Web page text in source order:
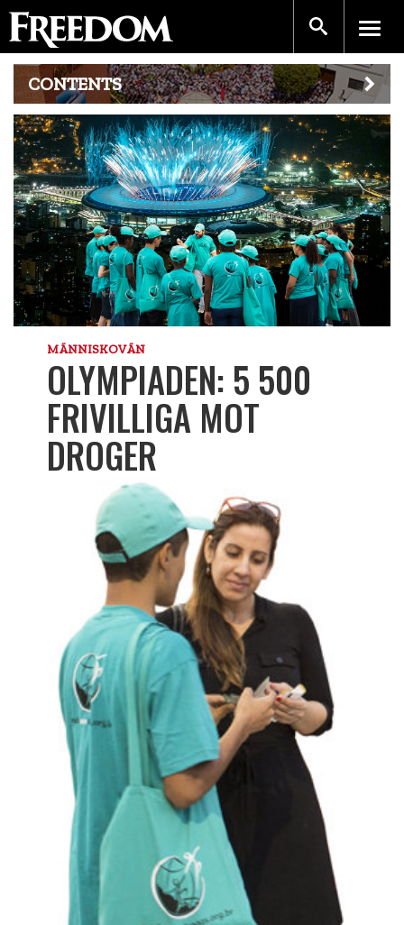
CONTENTS
MÄNNISKOVÄN
OLYMPIADEN: 5 500
FRIVILLIGA MOT
DROGER